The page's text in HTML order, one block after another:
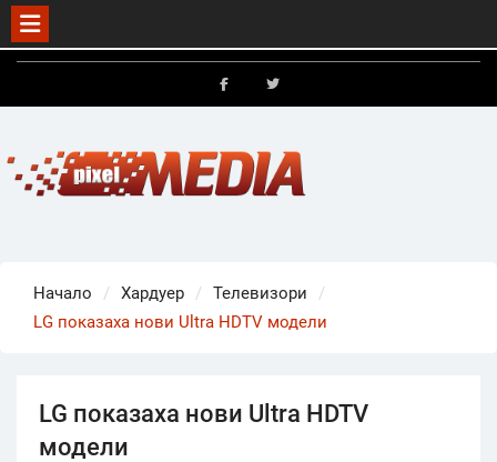
Skip
Начало Хардуер
Телевизори
LG показаха нови Ultra HDTV модели
LG показаха нови Ultra HDTV
модели